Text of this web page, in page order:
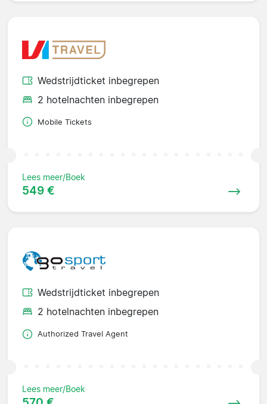
Wedstrijdticket inbegrepen
2 hotelnachten inbegrepen
Mobile Tickets
Lees meer/Boek
549 €
Wedstrijdticket inbegrepen
2 hotelnachten inbegrepen
Authorized Travel Agent
Lees meer/Boek